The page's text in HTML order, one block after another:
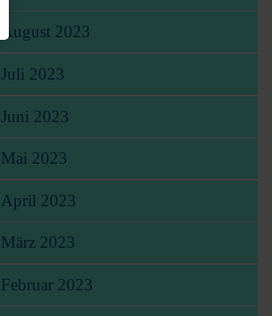
August 2023
Juli 2023
Juni 2023
Mai 2023
April 2023
März 2023
Februar 2023